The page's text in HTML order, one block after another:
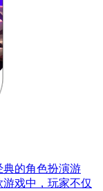
的角色扮演游
戏中，玩家不仅